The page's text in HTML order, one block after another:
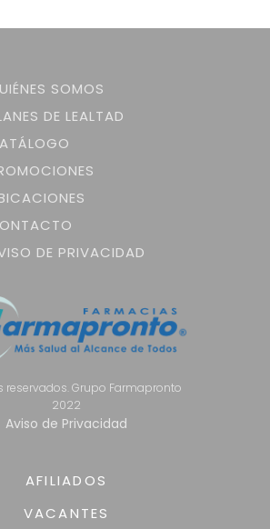
SOMOS
DE LEALTAD
DE PRIVACIDAD
reservados. Grupo Farmapronto
2022
Aviso de Privacidad
AFILIADOS
VACANTES